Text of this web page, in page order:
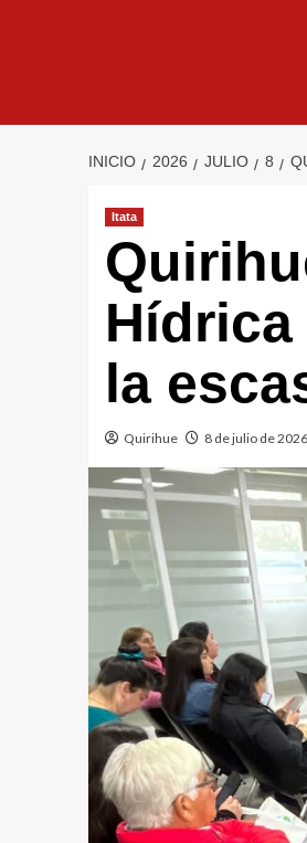
INICIO 2026 JULIO 8
Itata
la
Quirihue 8 de julio de 2026